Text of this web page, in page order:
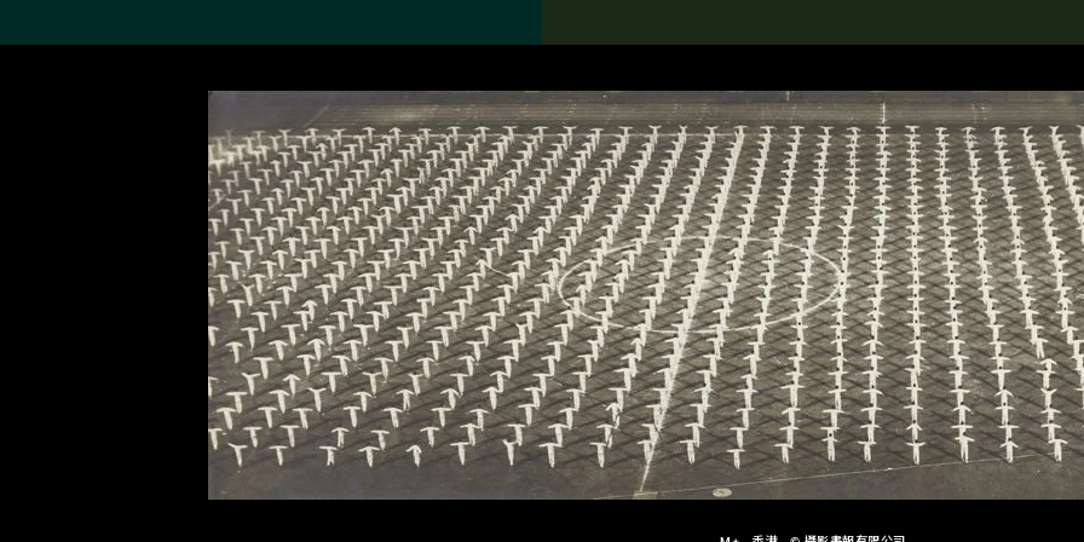
搜索M+藏品 Search the Collection
19,052个结果
关于M+藏品
探索世界顶级的二十及二十
一世纪视觉文化藏品。